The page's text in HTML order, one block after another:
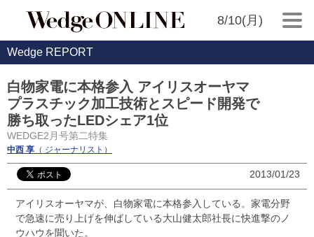
8/10(月)
Wedge REPORT
白物家電に本格参入 アイリスオーヤマ
プラスチック加工技術とスピード開発で
勝ち取ったLEDシェア1位
WEDGE2月号第二特集
中西 享 （ ジャーナリスト）
2013/01/23
アイリスオーヤマが、白物家電に本格参入している。家電分野
で急速に売り上げを伸ばしている大山健太郎社長に快進撃のノ
ウハウを聞いた。